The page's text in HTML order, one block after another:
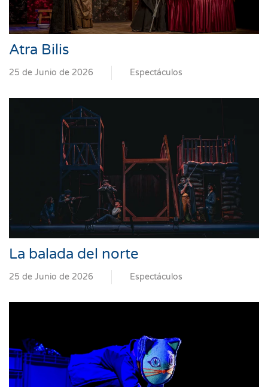
Atra Bilis
25 de Junio de 2026 Espectáculos
La balada del norte
25 de Junio de 2026 Espectáculos